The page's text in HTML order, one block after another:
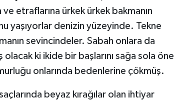
etraflarına ürkek ürkek bakmanın
yaşıyorlar denizin yüzeyinde. Tekne
sevincindeler. Sabah onlara da
ki ikide bir başlarını sağa sola öne
onlarında bedenlerine çökmüş.
beyaz kırağılar olan ihtiyar